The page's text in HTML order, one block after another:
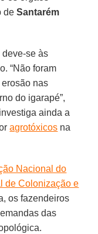
deSantarém
deve-se às
“Não foram
nas
do igarapé”,
ainda a
agrotóxicos na
Nacional do
de Colonização e
os fazendeiros
das